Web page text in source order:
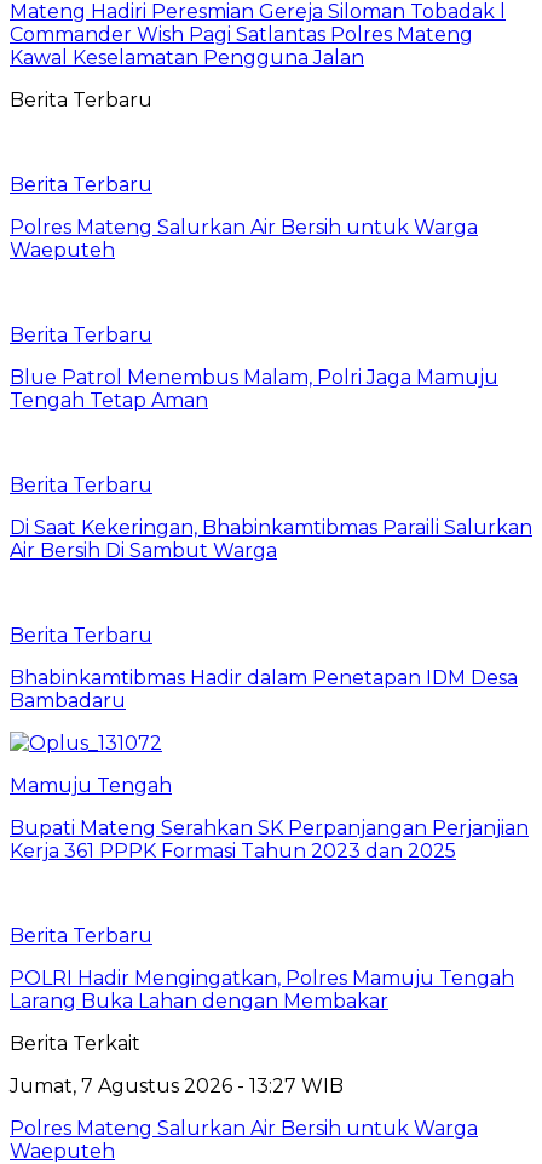
Mateng Hadiri Peresmian Gereja Siloman Tobadak l
Commander Wish Pagi Satlantas Polres Mateng
Kawal Keselamatan Pengguna Jalan
Berita Terbaru
Berita Terbaru
Polres Mateng Salurkan Air Bersih untuk Warga
Waeputeh
Berita Terbaru
Blue Patrol Menembus Malam, Polri Jaga Mamuju
Tengah Tetap Aman
Berita Terbaru
Di Saat Kekeringan, Bhabinkamtibmas Paraili Salurkan
Air Bersih Di Sambut Warga
Berita Terbaru
Bhabinkamtibmas Hadir dalam Penetapan IDM Desa
Bambadaru
Mamuju Tengah
Bupati Mateng Serahkan SK Perpanjangan Perjanjian
Kerja 361 PPPK Formasi Tahun 2023 dan 2025
Berita Terbaru
POLRI Hadir Mengingatkan, Polres Mamuju Tengah
Larang Buka Lahan dengan Membakar
Berita Terkait
Jumat, 7 Agustus 2026 - 13:27 WIB
Polres Mateng Salurkan Air Bersih untuk Warga
Waeputeh